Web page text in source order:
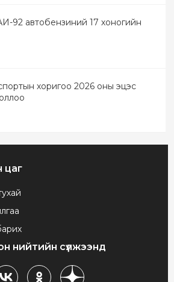
92 автобензиний 17 хоногийн
хоригоо 2026 оны эцэс
цаг
нийтийн сүлжээнд